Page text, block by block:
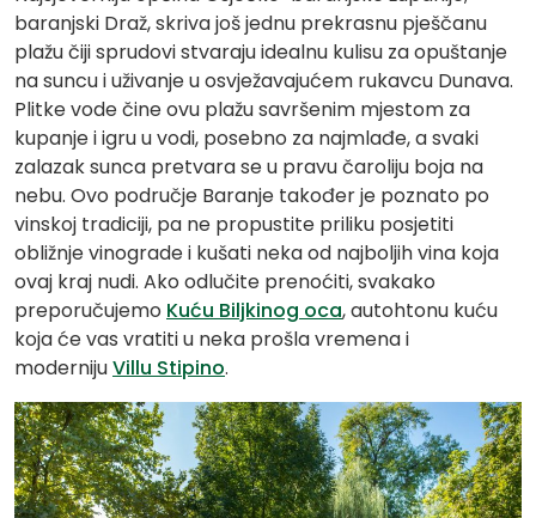
baranjski Draž, skriva još jednu prekrasnu pješčanu
plažu čiji sprudovi stvaraju idealnu kulisu za opuštanje
na suncu i uživanje u osvježavajućem rukavcu Dunava.
Plitke vode čine ovu plažu savršenim mjestom za
kupanje i igru u vodi, posebno za najmlađe, a svaki
zalazak sunca pretvara se u pravu čaroliju boja na
nebu. Ovo područje Baranje također je poznato po
vinskoj tradiciji, pa ne propustite priliku posjetiti
obližnje vinograde i kušati neka od najboljih vina koja
ovaj kraj nudi. Ako odlučite prenoćiti, svakako
preporučujemo Kuću Biljkinog oca, autohtonu kuću
koja će vas vratiti u neka prošla vremena i
modernijuVillu Stipino.